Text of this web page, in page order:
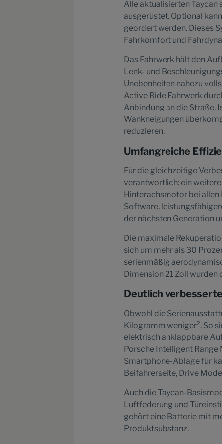
Alle aktualisierten
ausgerüstet. Optional
geordert werden. Dieses
Fahrkomfort und
Das Fahrwerk hält den
Lenk- und
Unebenheiten nahezu
Active Ride Fahrwerk
Anbindung an die Straße.
Wankneigungen
reduzieren.
Umfangreiche
Für die gleichzeitige
verantwortlich: ein
Hinterachsmotor bei
Software,
der nächsten Generation
Die maximale
sich um mehr als 30
serienmäßig
Dimension 21 Zoll wurden
Deutlich
Obwohl die
Kilogramm weniger2. So
elektrisch anklappbare
Porsche Intelligent Range
Smartphone-Ablage für
Beifahrerseite, Drive
Auch die Taycan-
Luftfederung und
gehört eine Batterie mit
Produktsubstanz.